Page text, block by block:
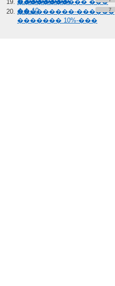
����������� ���
��-10
���������-������
������� 10%-���
7